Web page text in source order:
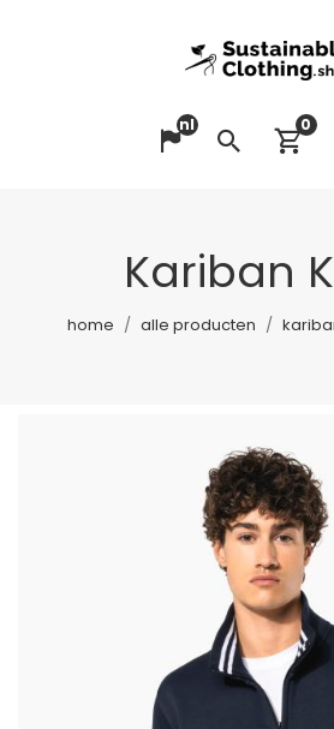
Taal
nl
Zoeken
0
Kariban
home alle producten